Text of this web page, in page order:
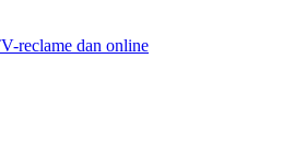
reclame dan online